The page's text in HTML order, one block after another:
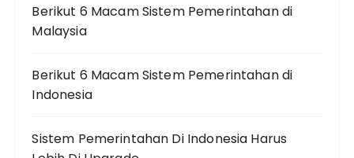
Berikut 6 Macam Sistem Pemerintahan di
Malaysia
Berikut 6 Macam Sistem Pemerintahan di
Indonesia
Sistem Pemerintahan Di Indonesia Harus